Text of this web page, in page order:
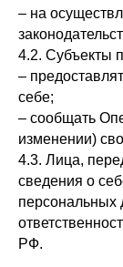
– на
4.2. Субъекты
–
себе;
– сообщать
изменении)
4.3. Лица,
сведения о
персональных
РФ.